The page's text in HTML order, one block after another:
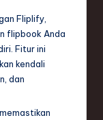
Fliplify,
flipbook Anda
Fitur ini
kendali
dan